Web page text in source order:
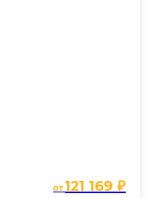
от121 169 ₽